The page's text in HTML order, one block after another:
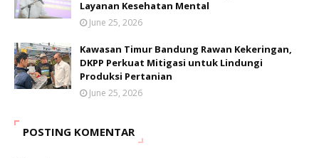
Layanan Kesehatan Mental
June 25, 2026
Kawasan Timur Bandung Rawan Kekeringan,
DKPP Perkuat Mitigasi untuk Lindungi
Produksi Pertanian
June 25, 2026
POSTING KOMENTAR